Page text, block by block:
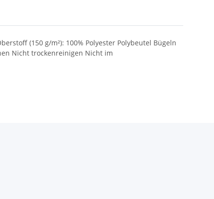
(150 g/m²): 100% Polyester Polybeutel Bügeln
Nicht trockenreinigen Nicht im